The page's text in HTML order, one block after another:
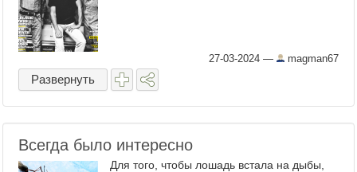
27-03-2024 — magman67
Развернуть
Всегда было интересно
Для того, чтобы лошадь встала на дыбы,